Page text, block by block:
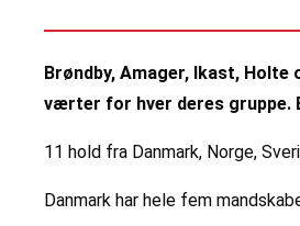
Brøndby, Amager, Ikast,
værter for hver deres gruppe.
11 hold fra Danmark, Norge,
Danmark har hele fem